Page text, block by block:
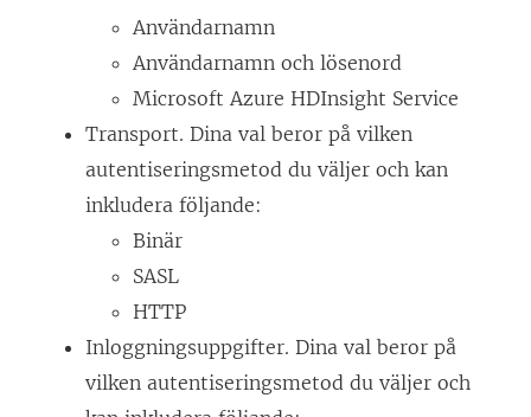
Användarnamn
Användarnamn och lösenord
Microsoft Azure HDInsight Service
Transport. Dina val beror på vilken
autentiseringsmetod du väljer och kan
inkludera följande:
Binär
SASL
HTTP
Inloggningsuppgifter. Dina val beror på
vilken autentiseringsmetod du väljer och